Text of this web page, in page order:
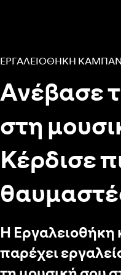
ΕΡΓΑΛΕΙΟΘΗΚΗ
Ανέβασε
στη
Κέρδισε
Η Εργαλειοθήκη
παρέχει